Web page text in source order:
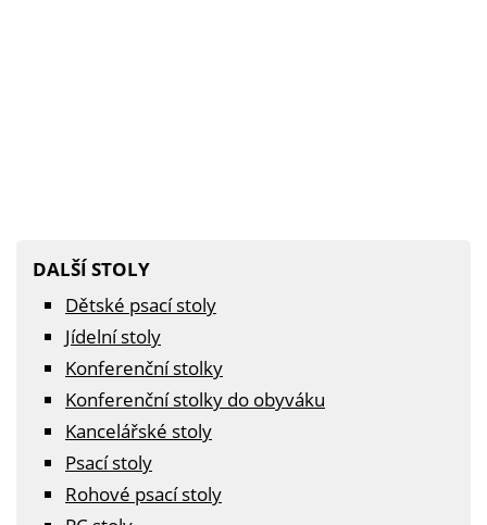
DALŠÍ STOLY
Dětské psací stoly
Jídelní stoly
Konferenční stolky
Konferenční stolky do obyváku
Kancelářské stoly
Psací stoly
Rohové psací stoly